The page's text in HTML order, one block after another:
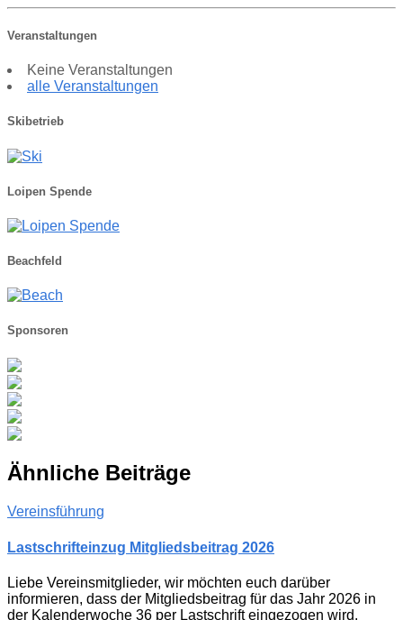
Veranstaltungen
Keine Veranstaltungen
alle Veranstaltungen
Skibetrieb
Loipen Spende
Beachfeld
Sponsoren
Ähnliche Beiträge
Vereinsführung
Lastschrifteinzug Mitgliedsbeitrag 2026
Liebe Vereinsmitglieder, wir möchten euch darüber
informieren, dass der Mitgliedsbeitrag für das Jahr 2026 in
der Kalenderwoche 36 per Lastschrift eingezogen wird.